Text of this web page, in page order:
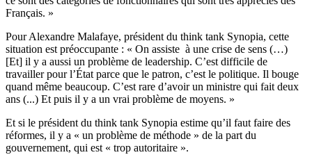
Français. »
Pour Alexandre Malafaye, président du think tank Synopia, cette
situation est préoccupante : « On assiste à une crise de sens (…)
[Et] il y a aussi un problème de leadership. C’est difficile de
travailler pour l’État parce que le patron, c’est le politique. Il bouge
quand même beaucoup. C’est rare d’avoir un ministre qui fait deux
ans (...) Et puis il y a un vrai problème de moyens. »
Et si le président du think tank Synopia estime qu’il faut faire des
réformes, il y a « un problème de méthode » de la part du
gouvernement, qui est « trop autoritaire ».